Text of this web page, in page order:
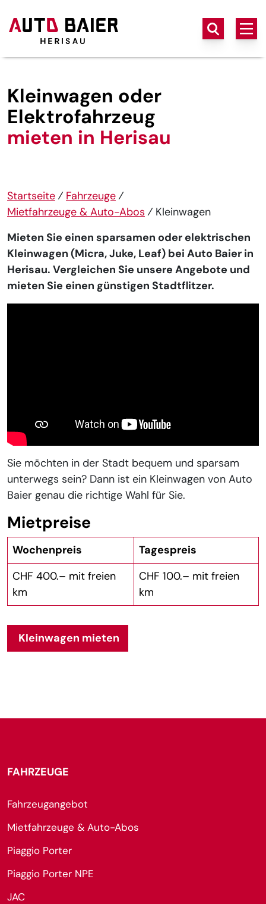
Kleinwagen oder
Elektrofahrzeug
mieten in Herisau
Startseite⁄ Fahrzeuge⁄
Mietfahrzeuge & Auto-Abos ⁄ Kleinwagen
Mieten Sie einen sparsamen oder elektrischen
Kleinwagen (Micra, Juke, Leaf) bei Auto Baier in
Herisau. Vergleichen Sie unsere Angebote und
mieten Sie einen günstigen Stadtflitzer.
Sie möchten in der Stadt bequem und sparsam
unterwegs sein? Dann ist ein Kleinwagen von Auto
Baier genau die richtige Wahl für Sie.
Mietpreise
Wochenpreis
Tagespreis
CHF 400.– mit freien
km
CHF 100.– mit freien
km
Kleinwagen mieten
FAHRZEUGE
Fahrzeugangebot
Mietfahrzeuge & Auto-Abos
Piaggio Porter
Piaggio Porter NPE
JAC